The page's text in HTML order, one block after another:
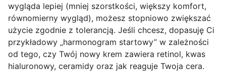
wygląda lepiej (mniej szorstkości, większy komfort,
równomierny wygląd), możesz stopniowo zwiększać
użycie zgodnie z tolerancją. Jeśli chcesz, dopasuję Ci
przykładowy „harmonogram startowy” w zależności
od tego, czy Twój nowy krem zawiera retinol, kwas
hialuronowy, ceramidy oraz jak reaguje Twoja cera.